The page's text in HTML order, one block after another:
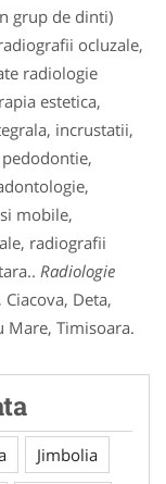
grup de dinti)
ocluzale,
radiologie
estetica,
incrustatii,
mobile,
radiografii
Radiologie
Deta,
Mare, Timisoara.
Jimbolia